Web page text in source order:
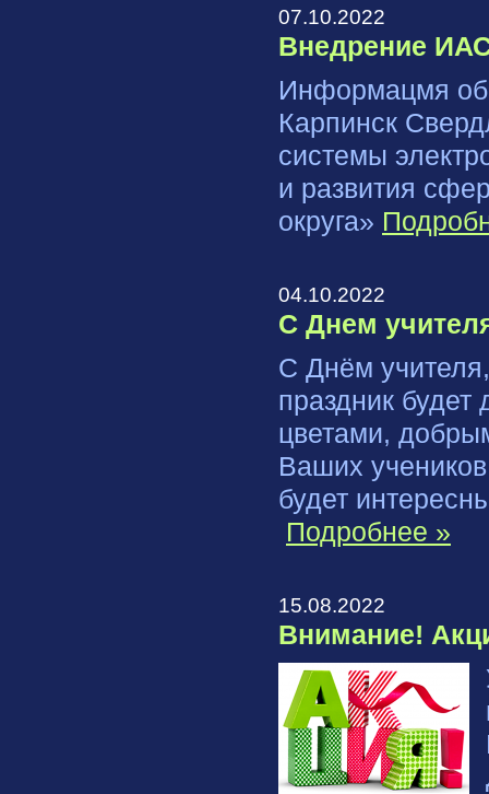
07.10.2022
Внедрение
Информацмя об
Карпинск
системы
и развития
округа»
04.10.2022
С Днем
С Днём
праздник
цветами,
Ваших
будет
Подробнее »
15.08.2022
Внимание!